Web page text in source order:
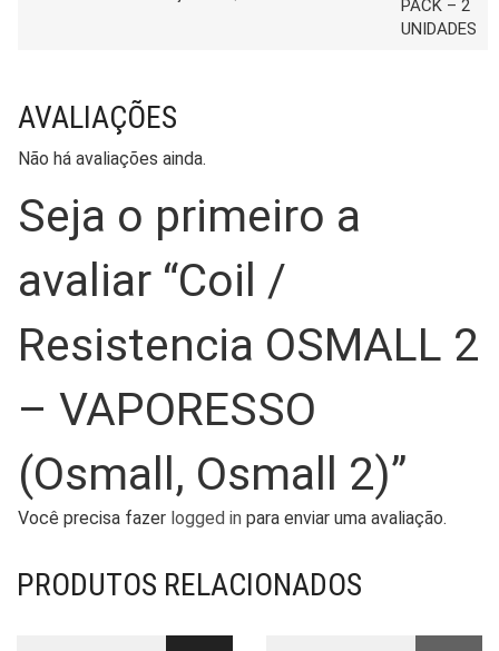
PACK – 2
UNIDADES
AVALIAÇÕES
Não há avaliações ainda.
Seja o primeiro a
avaliar “Coil /
Resistencia OSMALL 2
– VAPORESSO
(Osmall, Osmall 2)”
Você precisa fazer logged in para enviar uma avaliação.
PRODUTOS RELACIONADOS